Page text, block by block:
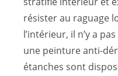
résister au raguage
l’intérieur, il n’y a
une peinture anti-
étanches sont